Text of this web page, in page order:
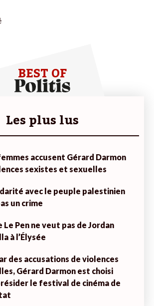
BEST OF
Les plus lus
accusent Gérard Darmon
sexistes et sexuelles
avec le peuple palestinien
un crime
Le Pen ne veut pas de Jordan
à l’Élysée
des accusations de violences
Gérard Darmon est choisi
le festival de cinéma de